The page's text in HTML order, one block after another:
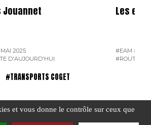
2025
D'AUJOURD'HUI
Les
#EAM
#ROUTE
#TRANSPORTS COGET
et vous donne le contrôle sur ceux que